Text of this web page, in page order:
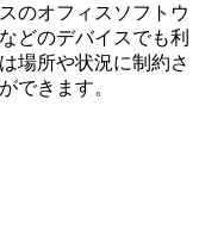
のオフィスソフトウ
どのデバイスでも利
場所や状況に制約さ
できます。